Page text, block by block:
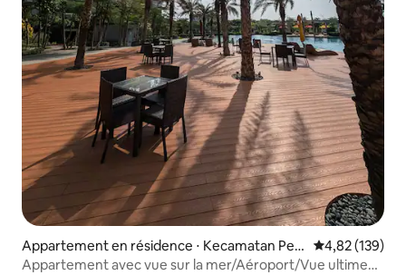
Appartement en résidence ⋅ Kecamatan Penj
aringan
Évaluation
4,82 (139)
Appartement avec vue sur la mer/Aéroport/Vue ultime